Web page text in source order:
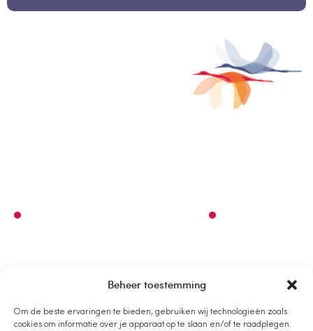
Beheer toestemming
Om de beste ervaringen te bieden, gebruiken wij technologieën zoals
cookies om informatie over je apparaat op te slaan en/of te raadplegen.
De Kleine Campus